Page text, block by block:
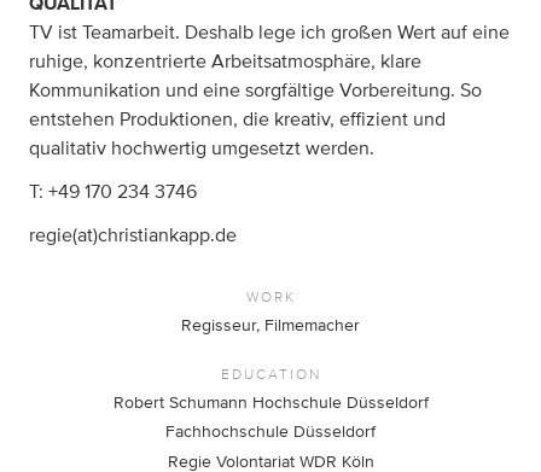
TV ist Teamarbeit. Deshalb lege ich großen Wert auf eine
ruhige, konzentrierte Arbeitsatmosphäre, klare
Kommunikation und eine sorgfältige Vorbereitung. So
entstehen Produktionen, die kreativ, effizient und
qualitativ hochwertig umgesetzt werden.
T: +49 170 234 3746
regie(at)christiankapp.de
WORK
Regisseur, Filmemacher
EDUCATION
Robert Schumann Hochschule Düsseldorf
Fachhochschule Düsseldorf
Regie Volontariat WDR Köln